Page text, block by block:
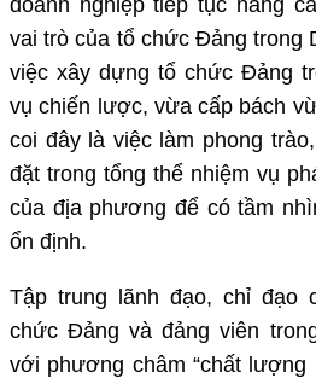
doanh nghiệptiếp tục nâng
vai trò của tổ chức Đảng trong
việc xây dựng tổ chức Đảng
vụ chiến lược, vừa cấp bách
coi đây là việc làm phong
đặt trong tổng thể nhiệm vụ
của địa phương để có tầm
ổn định.
Tập trung lãnh đạo, chỉ đạo
chức Đảng và đảng viên
với phương châm “chất lượng